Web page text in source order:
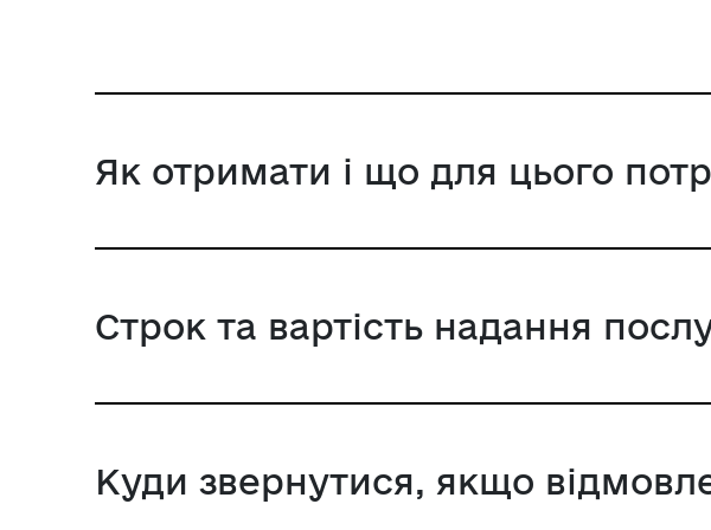
Як отримати і що для цього
Строк та вартість надання
Куди звернутися, якщо